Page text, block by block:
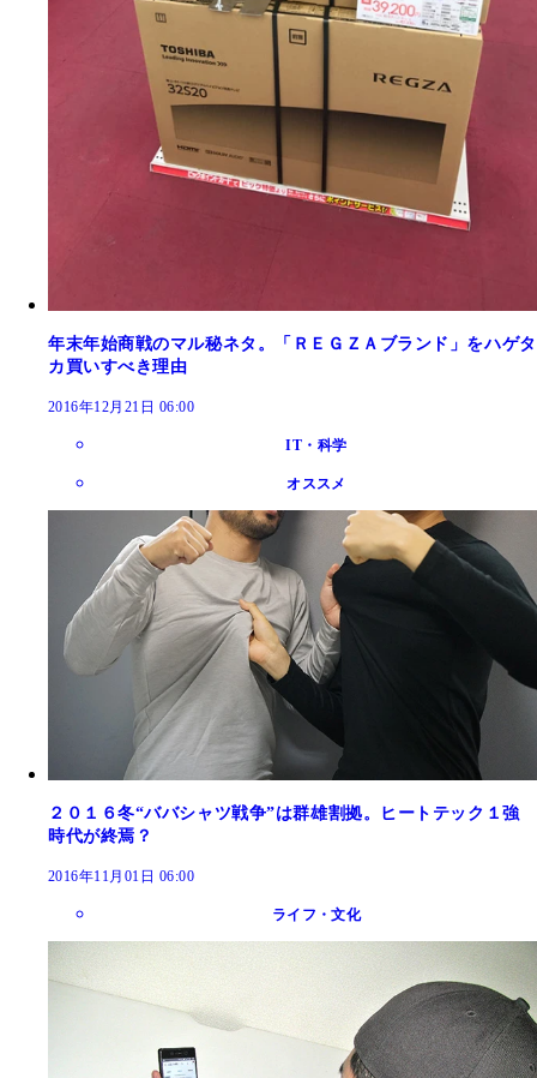
年末年始商戦のマル秘ネタ。「ＲＥＧＺＡブランド」をハゲタ
カ買いすべき理由
2016年12月21日 06:00
IT・科学
オススメ
２０１６冬“ババシャツ戦争”は群雄割拠。ヒートテック１強
時代が終焉？
2016年11月01日 06:00
ライフ・文化